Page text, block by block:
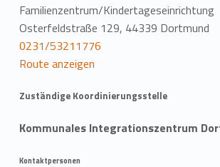
Familienzentrum/Kindertageseinrichtung
Osterfeldstraße 129, 44339 Dortmund
0231/53211776
Route anzeigen
Zuständige Koordinierungsstelle
Kommunales Integrationszentrum
Kontaktpersonen